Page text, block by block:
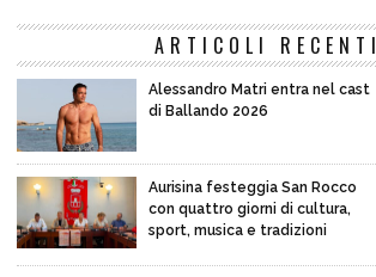
ARTICOLI RECENTI
Alessandro Matri entra nel cast
di Ballando 2026
Aurisina festeggia San Rocco
con quattro giorni di cultura,
sport, musica e tradizioni